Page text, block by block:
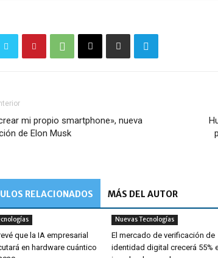
mi propio smartphone», nueva
de Elon Musk
RELACIONADOS MÁS DEL AUTOR
que la IA empresarial
en hardware cuántico
Nuevas Tecnologías
El mercado de verificación de
identidad digital crecerá 55%